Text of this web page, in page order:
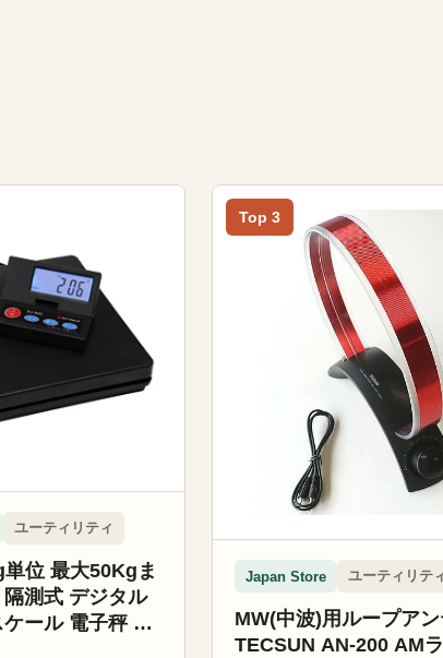
ユーティリティ
位 最大50Kgま
測式 デジタル
ール 電子秤 風
Top 3
Japan Store ユーティリテ
MW(中波)用ループア
TECSUN AN-200 AM